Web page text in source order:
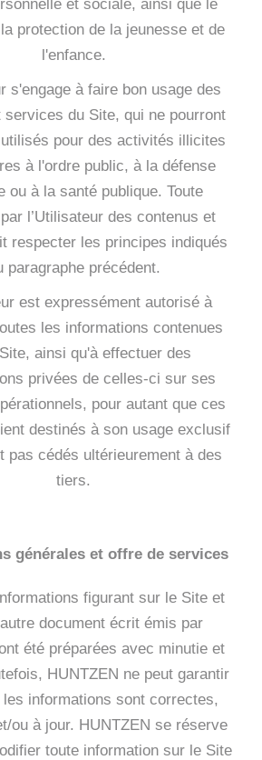
et sociale, ainsi que le
protection de la jeunesse et de
l'enfance.
s'engage à faire bon usage des
services du Site, qui ne pourront
pour des activités illicites
à l'ordre public, à la défense
ou à la santé publique. Toute
l’Utilisateur des contenus et
respecter les principes indiqués
paragraphe précédent.
est expressément autorisé à
les informations contenues
ainsi qu'à effectuer des
privées de celles-ci sur ses
pour autant que ces
destinés à son usage exclusif
pas cédés ultérieurement à des
tiers.
générales et offre de services
figurant sur le Site et
document écrit émis par
été préparées avec minutie et
HUNTZEN ne peut garantir
les informations sont correctes,
ou à jour. HUNTZEN se réserve
toute information sur le Site